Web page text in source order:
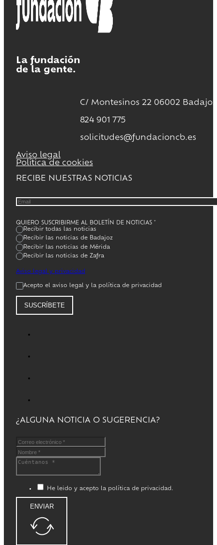
La fundación
de la gente.
C/ Montesinos 22 06002 Badajoz
824 901 775
solicitudes@fundacioncb.es
Aviso legal
Política de cookies
RECIBE NUESTRAS NOTICIAS
QUIERO SUSCRIBIRME AL BOLETÍN DE NOTICIAS *
Recibir todas las noticias
Recibir las noticias de Badajoz
Recibir las noticias de Mérida
Recibir las noticias de Zafra
Aviso legal y privacidad
Acepto el aviso legal y la política de privacidad
SUSCRÍBETE
¿ALGUNA NOTICIA O SUGERENCIA?
He leido y acepto la política de privacidad.
ENVIAR